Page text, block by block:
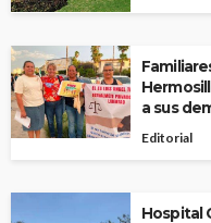
a sus
Editorial
Hospital